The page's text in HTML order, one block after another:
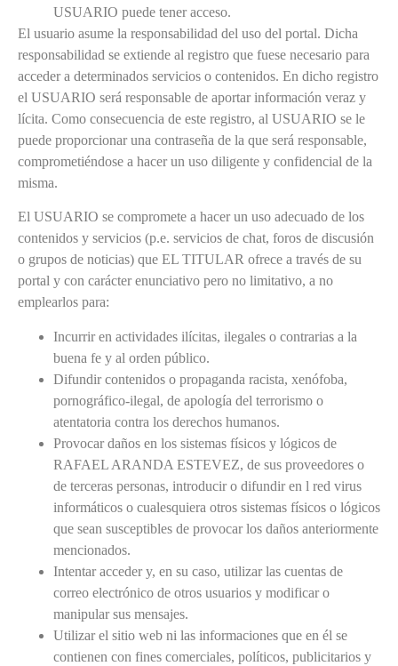
USUARIO puede tener acceso.
El usuario asume la responsabilidad del uso del portal. Dicha
responsabilidad se extiende al registro que fuese necesario para
acceder a determinados servicios o contenidos. En dicho registro
el USUARIO será responsable de aportar información veraz y
lícita. Como consecuencia de este registro, al USUARIO se le
puede proporcionar una contraseña de la que será responsable,
comprometiéndose a hacer un uso diligente y confidencial de la
misma.
El USUARIO se compromete a hacer un uso adecuado de los
contenidos y servicios (p.e. servicios de chat, foros de discusión
o grupos de noticias) que EL TITULAR ofrece a través de su
portal y con carácter enunciativo pero no limitativo, a no
emplearlos para:
Incurrir en actividades ilícitas, ilegales o contrarias a la
buena fe y al orden público.
Difundir contenidos o propaganda racista, xenófoba,
pornográfico-ilegal, de apología del terrorismo o
atentatoria contra los derechos humanos.
Provocar daños en los sistemas físicos y lógicos de
RAFAEL ARANDA ESTEVEZ, de sus proveedores o
de terceras personas, introducir o difundir en l red virus
informáticos o cualesquiera otros sistemas físicos o lógicos
que sean susceptibles de provocar los daños anteriormente
mencionados.
Intentar acceder y, en su caso, utilizar las cuentas de
correo electrónico de otros usuarios y modificar o
manipular sus mensajes.
Utilizar el sitio web ni las informaciones que en él se
contienen con fines comerciales, políticos, publicitarios y